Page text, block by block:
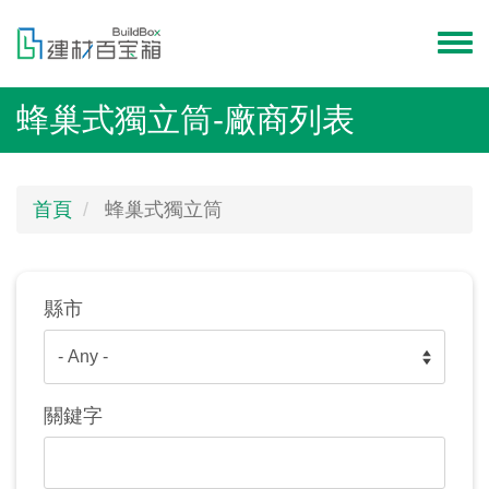
內
容
menu
蜂巢式獨立筒-廠商列表
首頁 蜂巢式獨立筒
縣市
關鍵字